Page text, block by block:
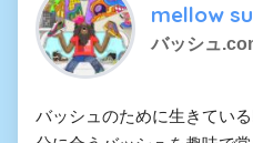
mellow
バッシュ
バッシュのために生きてい